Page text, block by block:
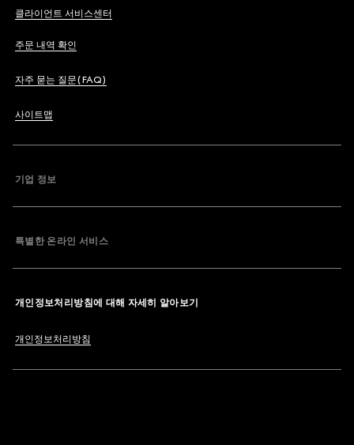
클라이언트 서비스센터
주문 내역 확인
자주 묻는 질문(FAQ)
사이트맵
기업 정보
특별한 온라인 서비스
개인정보처리방침에 대해 자세히 알아보기
개인정보처리방침